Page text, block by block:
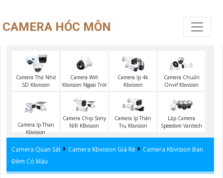
CAMERA HÓC MÔN
Camera Thẻ Nhớ
SD Kbvision
Camera Wifi
Kbvision Ngoài Trời
Camera Ip 4k
Kbvision
Camera Chuẩn
Onvif Kbvision
Camera Ip Than
Kbvision
Camera Chip Sony
NIR KBvision
Camera Ip Thân
Trụ Kbvision
Lắp Camera
Speedom Vantech
Camera Quan Sát Camera Kbvision Giá Rẻ
Camera Kbvision Ban
Đêm Có Màu